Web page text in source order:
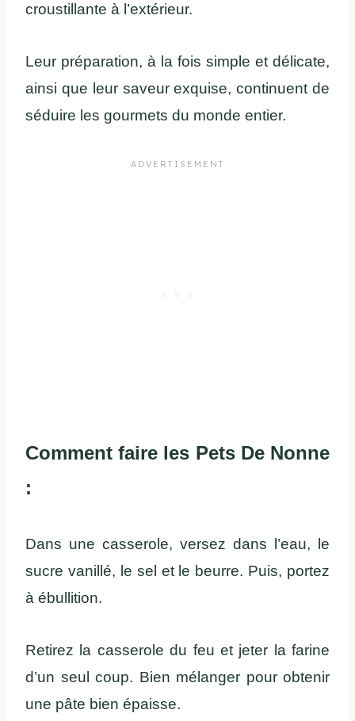
croustillante à l’extérieur.
Leur préparation, à la fois simple et délicate,
ainsi que leur saveur exquise, continuent de
séduire les gourmets du monde entier.
Comment faire les Pets De Nonne
:
Dans une casserole, versez dans l’eau, le
sucre vanillé, le sel et le beurre. Puis, portez
à ébullition.
Retirez la casserole du feu et jeter la farine
d’un seul coup. Bien mélanger pour obtenir
une pâte bien épaisse.